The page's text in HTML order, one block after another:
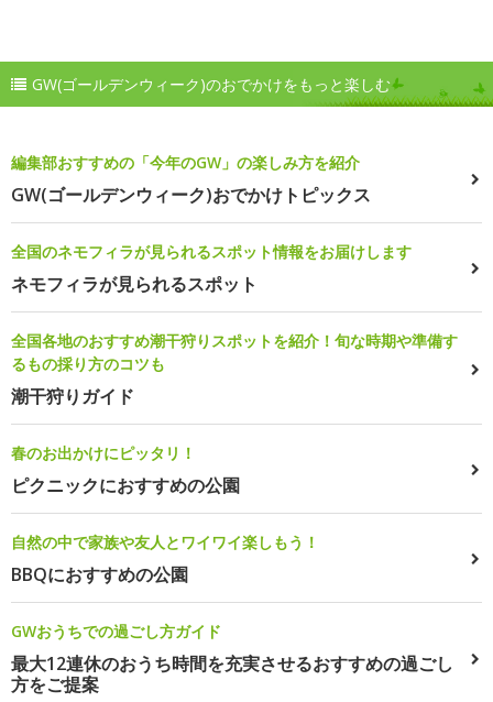
GW(ゴールデンウィーク)のおでかけをもっと楽しむ
編集部おすすめの「今年のGW」の楽しみ方を紹介
GW(ゴールデンウィーク)おでかけトピックス
全国のネモフィラが見られるスポット情報をお届けします
ネモフィラが見られるスポット
全国各地のおすすめ潮干狩りスポットを紹介！旬な時期や準備す
るもの採り方のコツも
潮干狩りガイド
春のお出かけにピッタリ！
ピクニックにおすすめの公園
自然の中で家族や友人とワイワイ楽しもう！
BBQにおすすめの公園
GWおうちでの過ごし方ガイド
最大12連休のおうち時間を充実させるおすすめの過ごし
方をご提案